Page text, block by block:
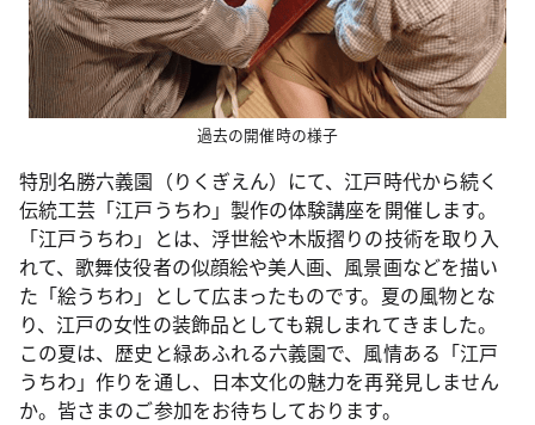
過去の開催時の様子
特別名勝六義園（りくぎえん）にて、江戸時代から続く
伝統工芸「江戸うちわ」製作の体験講座を開催します。
「江戸うちわ」とは、浮世絵や木版摺りの技術を取り入
れて、歌舞伎役者の似顔絵や美人画、風景画などを描い
た「絵うちわ」として広まったものです。夏の風物とな
り、江戸の女性の装飾品としても親しまれてきました。
この夏は、歴史と緑あふれる六義園で、風情ある「江戸
うちわ」作りを通し、日本文化の魅力を再発見しません
か。皆さまのご参加をお待ちしております。